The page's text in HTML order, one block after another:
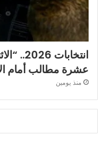
عشرة مطالب أمام
منذ يومين